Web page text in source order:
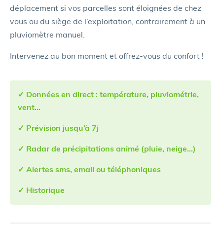
déplacement si vos parcelles sont éloignées de chez
vous ou du siège de l’exploitation, contrairement à un
pluviomètre manuel.
Intervenez au bon moment et offrez-vous du confort !
✓ Données en direct : température, pluviométrie,
vent…
✓ Prévision jusqu’à 7j
✓ Radar de précipitations animé (pluie, neige…)
✓ Alertes sms, email ou téléphoniques
✓ Historique